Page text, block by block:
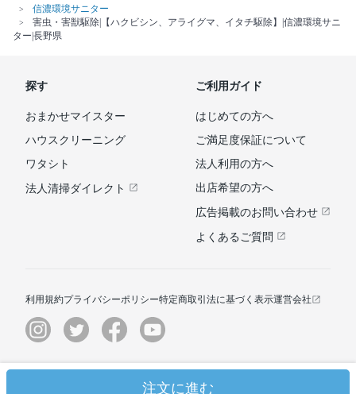
信濃環境サニター
害虫・害獣駆除|【ハクビシン、アライグマ、イタチ駆除】|信濃環境サニ
ター|長野県
注文に進む
探す
おまかせマイスター
ハウスクリーニング
ワタシト
法人清掃ダイレクト
ご利用ガイド
はじめての方へ
ご満足度保証について
法人利用の方へ
出店希望の方へ
広告掲載のお問い合わせ
よくあるご質問
利用規約プライバシーポリシー特定商取引法に基づく表示運営会社
© ユアマイスター株式会社